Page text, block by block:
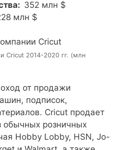
352 млн $
млн $
Cricut 2014-2020 гг. (млн
от продажи
подписок,
Cricut продает
обычных розничных
Hobby Lobby, HSN, Jo-